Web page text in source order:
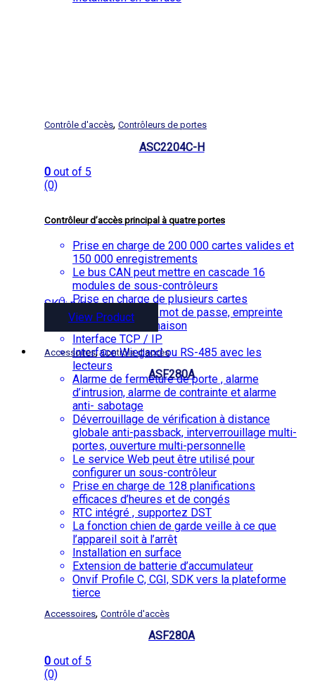
Contrôle d'accès, Contrôleurs de portes
ASC2204C-H
0 out of 5
(0)
Contrôleur d’accès principal à quatre portes
Prise en charge de 200 000 cartes valides et
150 000 enregistrements
Le bus CAN peut mettre en cascade 16
modules de sous-contrôleurs
Prise en charge de plusieurs cartes
Carte de support, mot de passe, empreinte
digitale et combinaison
Interface TCP / IP
Interface Wiegand ou RS-485 avec les
lecteurs
Alarme de fermeture de porte , alarme
d’intrusion, alarme de contrainte et alarme
anti- sabotage
Déverrouillage de vérification à distance
globale anti-passback, interverrouillage multi-
portes, ouverture multi-personnelle
Le service Web peut être utilisé pour
configurer un sous-contrôleur
Prise en charge de 128 planifications
efficaces d’heures et de congés
RTC intégré , supportez DST
La fonction chien de garde veille à ce que
l’appareil soit à l’arrêt
Installation en surface
Extension de batterie d’accumulateur
Onvif Profile C, CGI, SDK vers la plateforme
tierce
SKU: n/a
View Product
Accessoires,Contrôle d'accès
ASF280A
Accessoires, Contrôle d'accès
ASF280A
0 out of 5
(0)